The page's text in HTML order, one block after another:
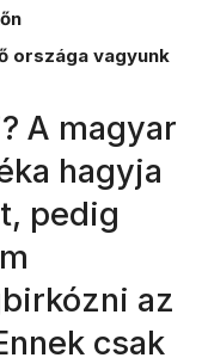
országa vagyunk
A magyar
hagyja
pedig
az
csak